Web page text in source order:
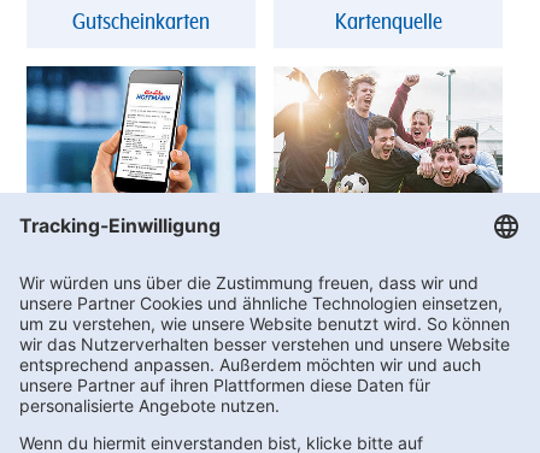
Gutscheinkarten Kartenquelle
DigiBon
FAQs